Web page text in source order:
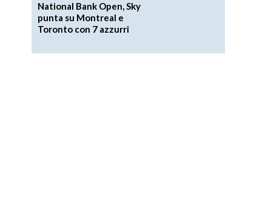
National Bank Open, Sky
punta su Montreal e
Toronto con 7 azzurri